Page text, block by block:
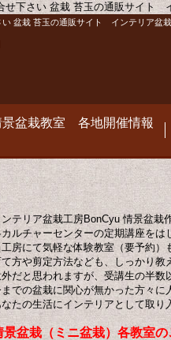
せ下さい 盆栽 苔玉の通販サイト
盆栽 苔玉の通販サイト インテリア盆
景盆栽教室 各地開催情報
ンテリア盆栽工房BonCyu 情景盆栽
ルチャーセンターの定期講座をは
工房にて気軽な体験教室（要予約
方や剪定方法なども、しっかり教
だと思われますが、受講生の半数
での盆栽に関心が無かった方々に
たの生活にインテリアとして取
景盆栽（ミニ盆栽）各教室の